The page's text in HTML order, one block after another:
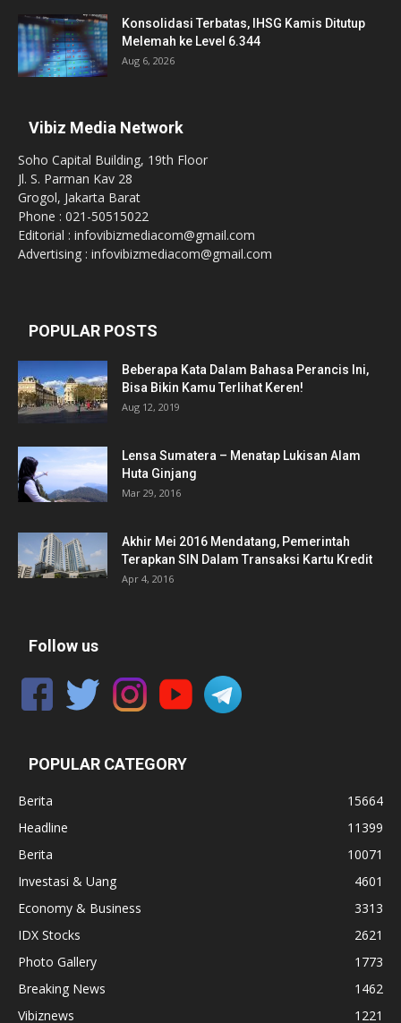
Konsolidasi Terbatas, IHSG Kamis Ditutup
Melemah ke Level 6.344
Aug 6, 2026
Vibiz Media Network
Soho Capital Building, 19th Floor
Jl. S. Parman Kav 28
Grogol, Jakarta Barat
Phone : 021-50515022
Editorial : infovibizmediacom@gmail.com
Advertising : infovibizmediacom@gmail.com
POPULAR POSTS
Beberapa Kata Dalam Bahasa Perancis Ini,
Bisa Bikin Kamu Terlihat Keren!
Aug 12, 2019
Lensa Sumatera – Menatap Lukisan Alam
Huta Ginjang
Mar 29, 2016
Akhir Mei 2016 Mendatang, Pemerintah
Terapkan SIN Dalam Transaksi Kartu Kredit
Apr 4, 2016
Follow us
POPULAR CATEGORY
Berita
15664
Headline
11399
Berita
10071
Investasi & Uang
4601
Economy & Business
3313
IDX Stocks
2621
Photo Gallery
1773
Breaking News
1462
Vibiznews
1221